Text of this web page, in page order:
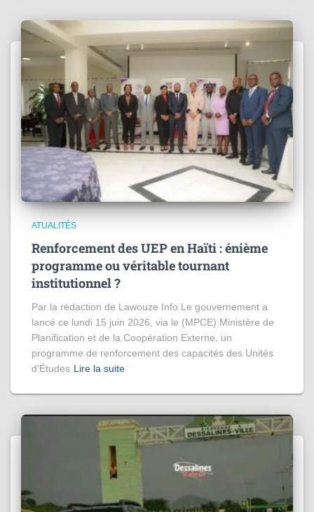
ATUALITÉS
Renforcement des UEP en Haïti : énième
programme ou véritable tournant
institutionnel ?
Par la rédaction de Lawouze Info Le gouvernement a
lancé ce lundi 15 juin 2026, via le (MPCE) Ministère de
Planification et de la Coopération Externe, un
programme de renforcement des capacités des Unités
d’Études Lire la suite